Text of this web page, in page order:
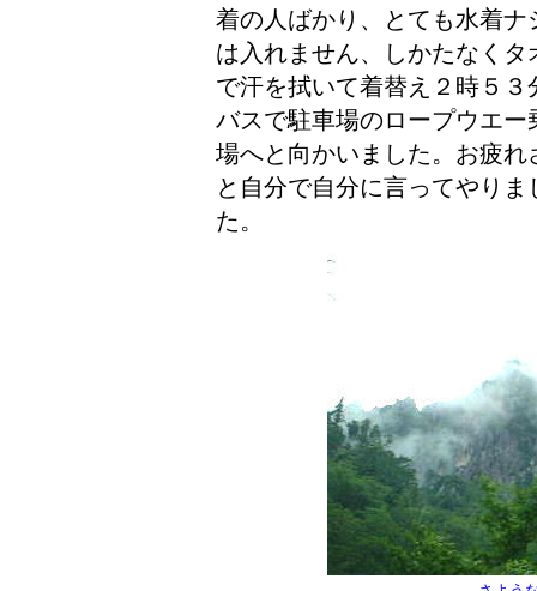
着の人ばかり、とても水着ナ
は入れません、しかたなくタ
で汗を拭いて着替え２時５３
バスで駐車場のロープウエー
場へと向かいました。 お疲れ
と自分で自分に言ってやりま
た。